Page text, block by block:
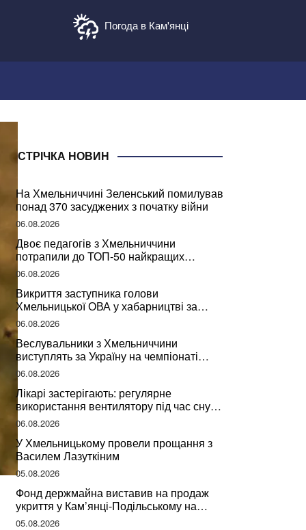
Погода в Кам'янці
СТРІЧКА НОВИН
На Хмельниччині Зеленський помилував
понад 370 засуджених з початку війни
06.08.2026
Двоє педагогів з Хмельниччини
потрапили до ТОП-50 найкращих
учителів України
06.08.2026
Викриття заступника голови
Хмельницької ОВА у хабарництві за
підписання контрактів на ремонт доріг
06.08.2026
Веслувальники з Хмельниччини
виступлять за Україну на чемпіонаті
світу
06.08.2026
Лікарі застерігають: регулярне
використання вентилятору під час сну
може негативно вплинути на ваше
здоров’я
06.08.2026
У Хмельницькому провели прощання з
Василем Лазуткіним
05.08.2026
Фонд держмайна виставив на продаж
укриття у Кам’янці-Подільському на
Хмельниччині
05.08.2026